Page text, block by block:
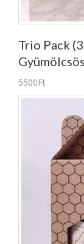
Trio Pack
5500Ft